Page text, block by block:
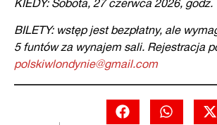
KIEDY: Sobota, 27 czerwca 2026, godz.
BILETY: wstęp jest bezpłatny, ale
5 funtów za wynajem sali. Rejestracja
polskiwlondynie@gmail.com